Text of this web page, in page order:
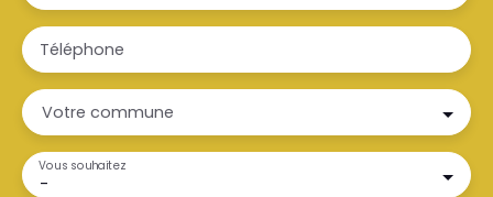
Téléphone
Votre commune
-
Vous souhaitez